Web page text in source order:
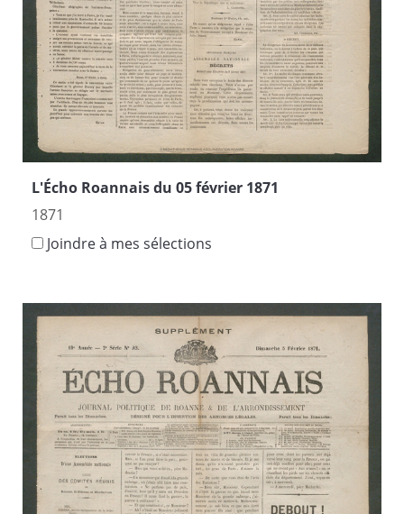
L'Écho Roannais du 05 février 1871
1871
Joindre à mes sélections